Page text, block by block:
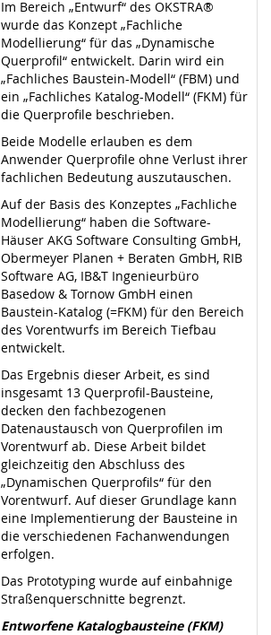
Im Bereich „Entwurf“ des OKSTRA®
wurde das Konzept „Fachliche
Modellierung“ für das „Dynamische
Querprofil“ entwickelt. Darin wird ein
„Fachliches Baustein-Modell“ (FBM) und
ein „Fachliches Katalog-Modell“ (FKM) für
die Querprofile beschrieben.
Beide Modelle erlauben es dem
Anwender Querprofile ohne Verlust ihrer
fachlichen Bedeutung auszutauschen.
Auf der Basis des Konzeptes „Fachliche
Modellierung“ haben die Software-
Häuser AKG Software Consulting GmbH,
Obermeyer Planen + Beraten GmbH, RIB
Software AG, IB&T Ingenieurbüro
Basedow & Tornow GmbH einen
Baustein-Katalog (=FKM) für den Bereich
des Vorentwurfs im Bereich Tiefbau
entwickelt.
Das Ergebnis dieser Arbeit, es sind
insgesamt 13 Querprofil-Bausteine,
decken den fachbezogenen
Datenaustausch von Querprofilen im
Vorentwurf ab. Diese Arbeit bildet
gleichzeitig den Abschluss des
„Dynamischen Querprofils“ für den
Vorentwurf. Auf dieser Grundlage kann
eine Implementierung der Bausteine in
die verschiedenen Fachanwendungen
erfolgen.
Das Prototyping wurde auf einbahnige
Straßenquerschnitte begrenzt.
Entworfene Katalogbausteine (FKM)